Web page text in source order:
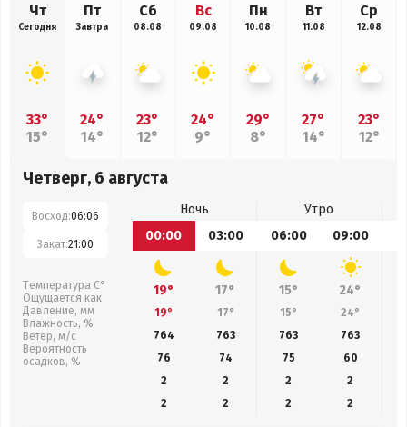
Чт
Сегодня
33°
15°
Пт
Завтра
24°
14°
Сб
08.08
23°
12°
Вс
09.08
24°
9°
Пн
10.08
29°
8°
Вт
11.08
27°
14°
Ср
12.08
23°
12°
Четверг, 6 августа
Восход:06:06
Закат:21:00
Температура С°
Ощущается как
Давление, мм
Влажность, %
Ветер, м/с
Вероятность
осадков, %
Ночь
Утро
00:00
03:00 06:00 09:00
19° 17° 15° 24°
19° 17° 15° 24°
764
763 763 763
76
74 75 60
2
2 2
2
2
2 2 2